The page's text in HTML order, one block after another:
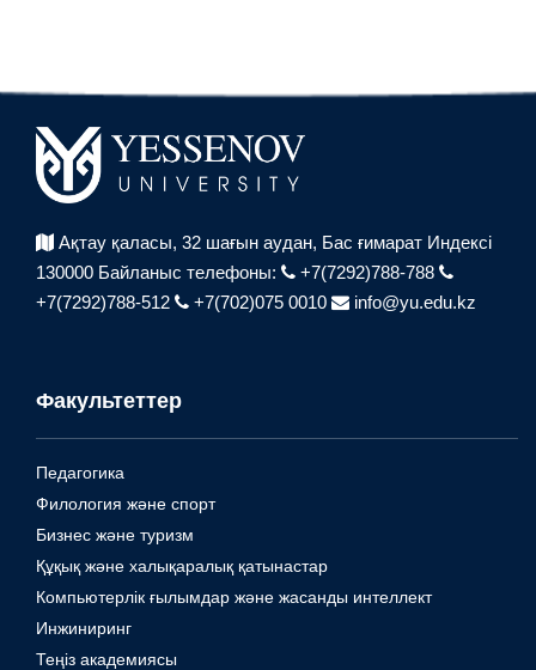
Ақтау қаласы, 32 шағын аудан, Бас ғимарат Индексі
130000 Байланыс телефоны:
+7(7292)788-788
+7(7292)788-512
+7(702)075 0010 info@yu.edu.kz
Факультеттер
Педагогика
Филология және спорт
Бизнес және туризм
Құқық және халықаралық қатынастар
Компьютерлік ғылымдар және жасанды интеллект
Инжиниринг
Теңіз академиясы